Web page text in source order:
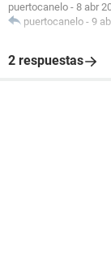
puertocanelo - 8 abr
puertocanelo - 9
2 respuestas